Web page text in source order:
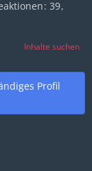
39
Inhalte suchen
Profil